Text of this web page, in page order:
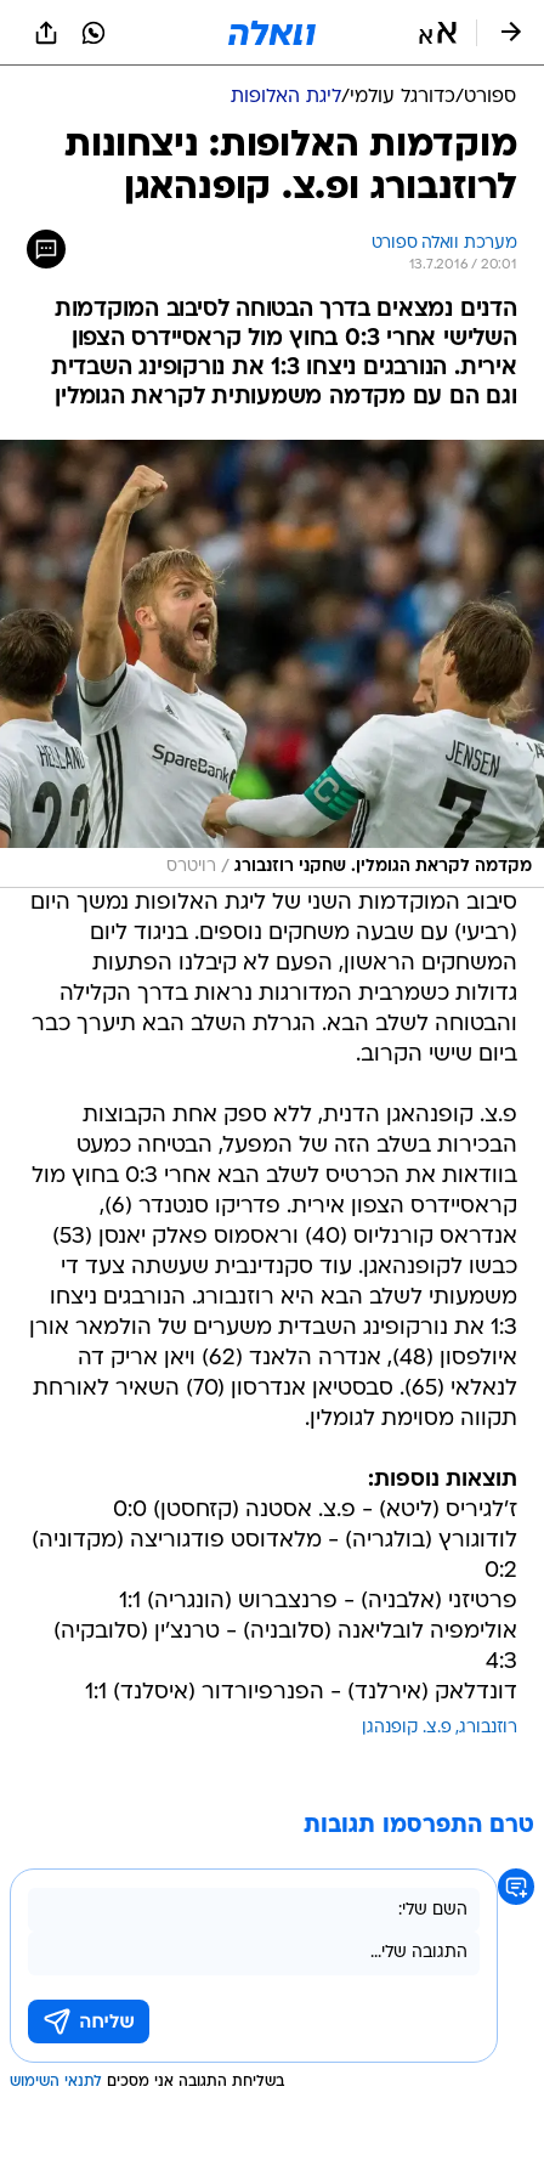
ספורט/כדורגל עולמי/ליגת האלופות
מוקדמות האלופות: ניצחונות
לרוזנבורג ופ.צ. קופנהאגן
מערכת וואלה ספורט
13.7.2016 / 20:01
הדנים נמצאים בדרך הבטוחה לסיבוב המוקדמות
השלישי אחרי 0:3 בחוץ מול קראסיידרס הצפון
אירית. הנורבגים ניצחו 1:3 את נורקופינג השבדית
וגם הם עם מקדמה משמעותית לקראת הגומלין
מקדמה לקראת הגומלין. שחקני רוזנבורג / רויטרס
סיבוב המוקדמות השני של ליגת האלופות נמשך היום
(רביעי) עם שבעה משחקים נוספים. בניגוד ליום
המשחקים הראשון, הפעם לא קיבלנו הפתעות
גדולות כשמרבית המדורגות נראות בדרך הקלילה
והבטוחה לשלב הבא. הגרלת השלב הבא תיערך כבר
ביום שישי הקרוב.
פ.צ. קופנהאגן הדנית, ללא ספק אחת הקבוצות
הבכירות בשלב הזה של המפעל, הבטיחה כמעט
בוודאות את הכרטיס לשלב הבא אחרי 0:3 בחוץ מול
קראסיידרס הצפון אירית. פדריקו סנטנדר (6),
אנדראס קורנליוס (40) וראסמוס פאלק יאנסן (53)
כבשו לקופנהאגן. עוד סקנדינבית שעשתה צעד די
משמעותי לשלב הבא היא רוזנבורג. הנורבגים ניצחו
1:3 את נורקופינג השבדית משערים של הולמאר אורן
איולפסון (48), אנדרה הלאנד (62) ויאן אריק דה
לנאלאי (65). סבסטיאן אנדרסון (70) השאיר לאורחת
תקווה מסוימת לגומלין.
תוצאות נוספות:
ז'לגיריס (ליטא) - פ.צ. אסטנה (קזחסטן) 0:0
לודוגורץ (בולגריה) - מלאדוסט פודגוריצה (מקדוניה)
0:2
פרטיזני (אלבניה) - פרנצברוש (הונגריה) 1:1
אולימפיה לובליאנה (סלובניה) - טרנצ'ין (סלובקיה)
4:3
דונדלאק (אירלנד) - הפנרפיורדור (איסלנד) 1:1
רוזנבורג פ.צ. קופנהגן
טרם התפרסמו תגובות
בשליחת התגובה אני מסכים לתנאי השימוש